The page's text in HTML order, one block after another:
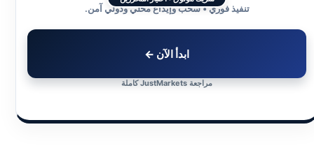
تنفيذ فوري • سحب وإيداع محلي ودولي آمن.
ابدأ الآن ←
مراجعة JustMarkets كاملة